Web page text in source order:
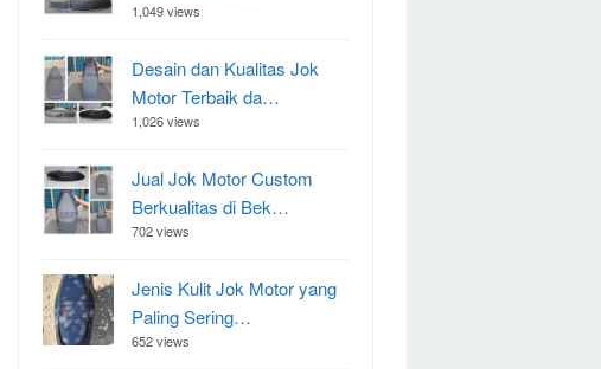
1,049 views
Desain dan Kualitas Jok
Motor Terbaik da…
1,026 views
Jual Jok Motor Custom
Berkualitas di Bek…
702 views
Jenis Kulit Jok Motor yang
Paling Sering…
652 views